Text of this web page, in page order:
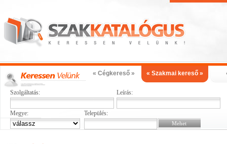
« Cégkereső » « Szakmai kereső »
Szolgáltatás: Leírás:
Megye: Település: